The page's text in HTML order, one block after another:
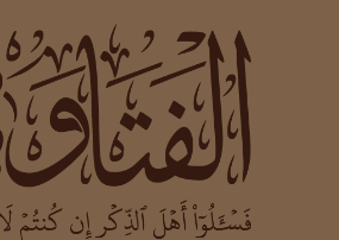
العالم
بن باز
بن العثيمين